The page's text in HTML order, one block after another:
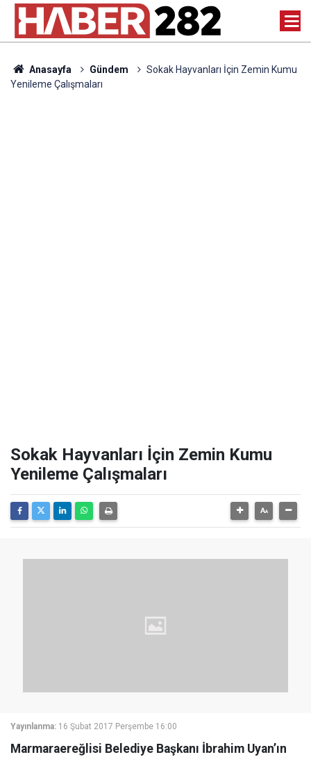
Anasayfa Gündem
Sokak Hayvanları İçin Zemin Kumu
Yenileme Çalışmaları
Sokak Hayvanları İçin Zemin Kumu
Yenileme Çalışmaları
Yayınlanma: 16 Şubat 2017 Perşembe 16:00
Marmaraereğlisi Belediye Başkanı İbrahim Uyan’ın